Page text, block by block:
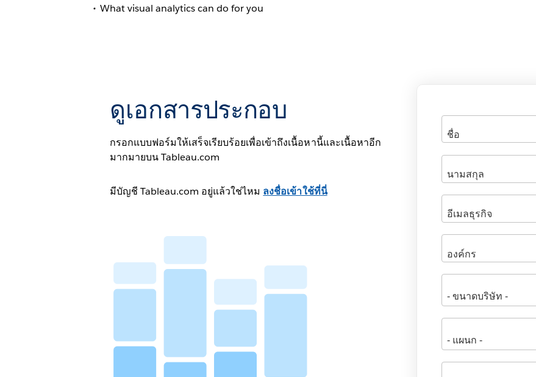
What visual analytics can do for you
ดูเอกสารประกอบ
กรอกแบบฟอร์มให้เสร็จเรียบร้อยเพื่อเข้าถึงเนื้อหานี้และเนื้อหาอีก
มากมายบน Tableau.com
มีบัญชี Tableau.com อยู่แล้วใช่ไหม ลงชื่อเข้าใช้ที่นี่